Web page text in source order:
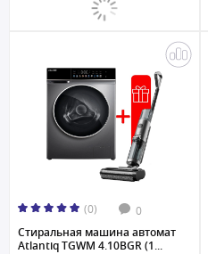
(0) 0
Стиральная машина автомат
Atlantiq TGWM 4.10BGR (1...